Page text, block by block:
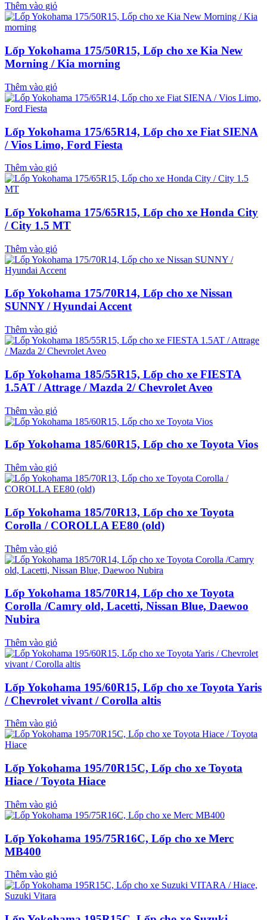
Thêm vào giỏ
Lốp Yokohama 175/50R15, Lốp cho xe Kia New
Morning / Kia morning
Thêm vào giỏ
Lốp Yokohama 175/65R14, Lốp cho xe Fiat SIENA
/ Vios Limo, Ford Fiesta
Thêm vào giỏ
Lốp Yokohama 175/65R15, Lốp cho xe Honda City
/ City 1.5 MT
Thêm vào giỏ
Lốp Yokohama 175/70R14, Lốp cho xe Nissan
SUNNY / Hyundai Accent
Thêm vào giỏ
Lốp Yokohama 185/55R15, Lốp cho xe FIESTA
1.5AT / Attrage / Mazda 2/ Chevrolet Aveo
Thêm vào giỏ
Lốp Yokohama 185/60R15, Lốp cho xe Toyota Vios
Thêm vào giỏ
Lốp Yokohama 185/70R13, Lốp cho xe Toyota
Corolla / COROLLA EE80 (old)
Thêm vào giỏ
Lốp Yokohama 185/70R14, Lốp cho xe Toyota
Corolla /Camry old, Lacetti, Nissan Blue, Daewoo
Nubira
Thêm vào giỏ
Lốp Yokohama 195/60R15, Lốp cho xe Toyota Yaris
/ Chevrolet vivant / Corolla altis
Thêm vào giỏ
Lốp Yokohama 195/70R15C, Lốp cho xe Toyota
Hiace / Toyota Hiace
Thêm vào giỏ
Lốp Yokohama 195/75R16C, Lốp cho xe Merc
MB400
Thêm vào giỏ